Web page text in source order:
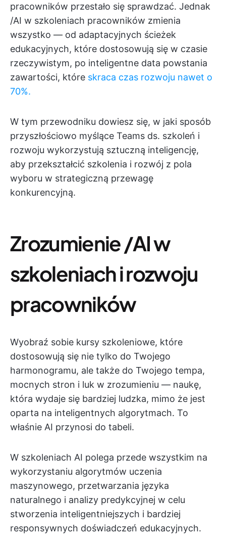
pracowników przestało się sprawdzać. Jednak
/AI w szkoleniach pracowników zmienia
wszystko — od adaptacyjnych ścieżek
edukacyjnych, które dostosowują się w czasie
rzeczywistym, po inteligentne data powstania
zawartości, które skraca czas rozwoju nawet o
70%.
W tym przewodniku dowiesz się, w jaki sposób
przyszłościowo myślące Teams ds. szkoleń i
rozwoju wykorzystują sztuczną inteligencję,
aby przekształcić szkolenia i rozwój z pola
wyboru w strategiczną przewagę
konkurencyjną.
Zrozumienie /AI w
szkoleniach i rozwoju
pracowników
Wyobraź sobie kursy szkoleniowe, które
dostosowują się nie tylko do Twojego
harmonogramu, ale także do Twojego tempa,
mocnych stron i luk w zrozumieniu — naukę,
która wydaje się bardziej ludzka, mimo że jest
oparta na inteligentnych algorytmach. To
właśnie AI przynosi do tabeli.
W szkoleniach AI polega przede wszystkim na
wykorzystaniu algorytmów uczenia
maszynowego, przetwarzania języka
naturalnego i analizy predykcyjnej w celu
stworzenia inteligentniejszych i bardziej
responsywnych doświadczeń edukacyjnych.